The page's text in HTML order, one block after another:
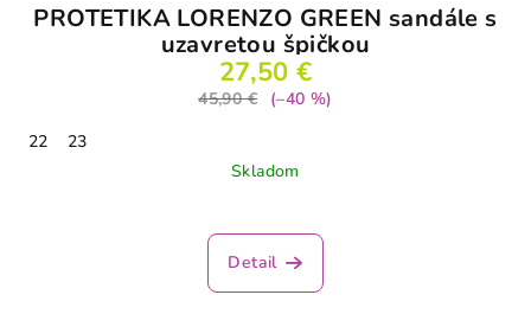
PROTETIKA LORENZO GREEN sandále s
uzavretou špičkou
27,50 €
45,90 €
(–40 %)
22
23
Skladom
Detail